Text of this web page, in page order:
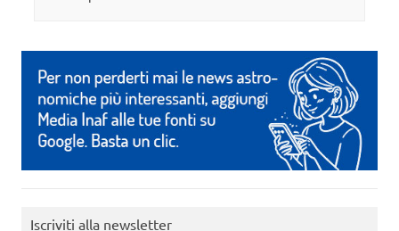
Iscriviti alla newsletter